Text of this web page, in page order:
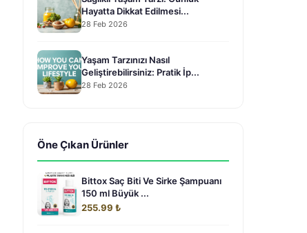
Hayatta Dikkat Edilmesi...
28 Feb 2026
Yaşam Tarzınızı Nasıl
Geliştirebilirsiniz: Pratik İp...
28 Feb 2026
Öne Çıkan Ürünler
Bittox Saç Biti Ve Sirke Şampuanı
150 ml Büyük ...
255.99 ₺